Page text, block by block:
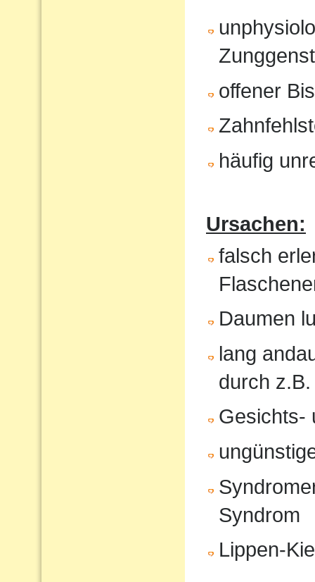
offener
häufig
Ursachen:
falsch
Daumen
lang
durch
Gesichts-
Syndrom
Lippen-